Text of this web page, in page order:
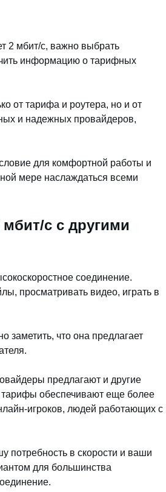
2 мбит/с, важно выбрать
информацию о тарифных
от тарифа и роутера, но и от
и надежных провайдеров,
для комфортной работы и
мере наслаждаться всеми
мбит/с с другими
соединение.
просматривать видео, играть в
заметить, что она предлагает
предлагают и другие
обеспечивают еще более
игроков, людей работающих с
потребность в скорости и ваши
для большинства